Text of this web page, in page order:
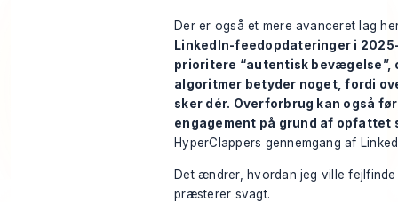
Der er også et mere avanceret lag
LinkedIn-feedopdateringer i
prioritere “autentisk bevægelse”,
algoritmer betyder noget, fordi
sker dér. Overforbrug kan også
engagement på grund af opfattet
HyperClappers gennemgang af
Det ændrer, hvordan jeg ville
præsterer svagt.